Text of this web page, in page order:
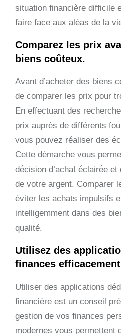
situation financière difficile
faire face aux aléas de la
Comparez les prix
biens coûteux.
Avant d’acheter des biens
de comparer les prix pour
En effectuant des
prix auprès de différents
vous pouvez réaliser des
Cette démarche vous
décision d’achat éclairée
de votre argent. Comparer
éviter les achats impulsifs
intelligemment dans des
qualité.
Utilisez des
finances
Utiliser des applications
financière est un conseil
gestion de vos finances
modernes vous permettent